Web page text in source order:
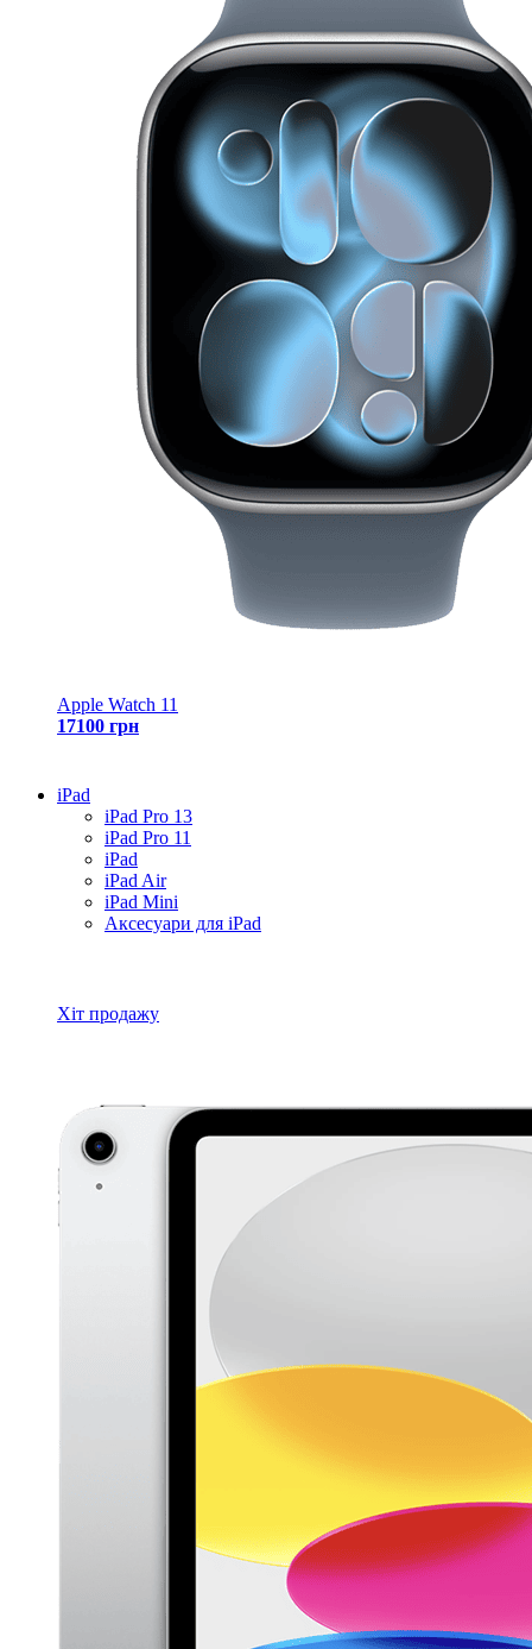
Apple Watch 11
17100 грн
iPad
iPad Pro 13
iPad Pro 11
iPad
iPad Air
iPad Mini
Аксесуари для iPad
Хіт продажу